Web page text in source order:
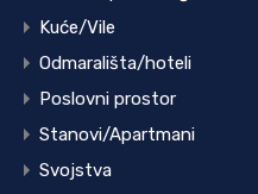
Kuće/Vile
Odmarališta/hoteli
Poslovni prostor
Stanovi/Apartmani
Svojstva